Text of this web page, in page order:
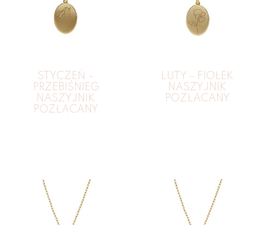
STYCZEŃ –
PRZEBIŚNIEG
NASZYJNIK
POZŁACANY
LUTY – FIOŁEK
NASZYJNIK
POZŁACANY